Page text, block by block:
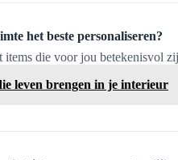
het beste personaliseren?
items die voor jou betekenisvol
leven brengen in je interieur